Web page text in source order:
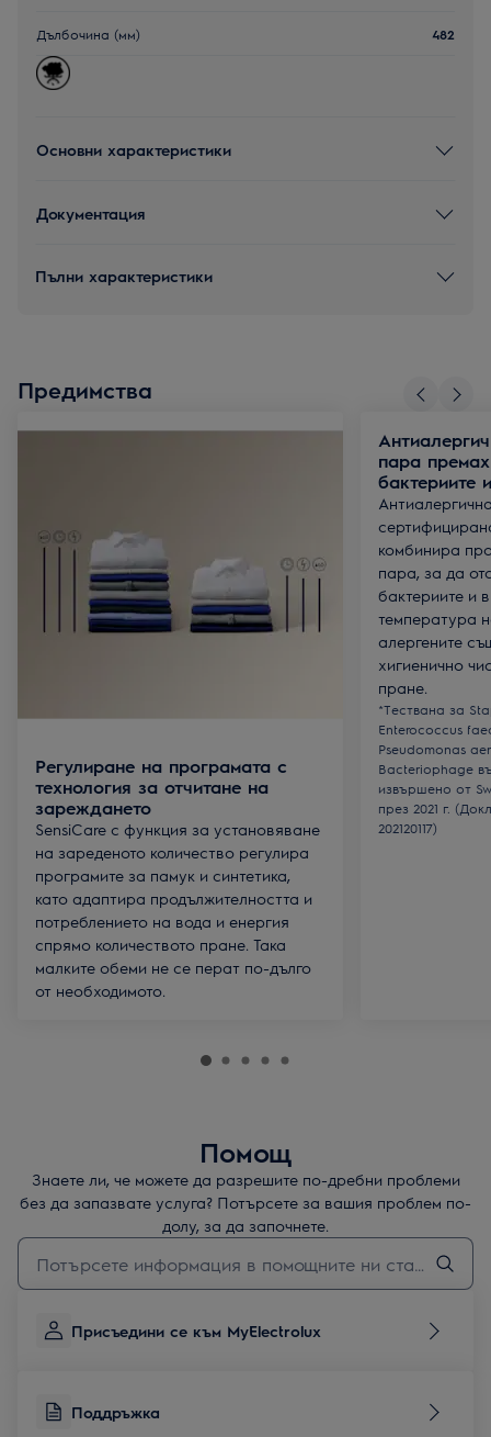
Дълбочина (мм) 482
Основни характеристики
Документация
Пълни характеристики
Предимства
Регулиране на програмата с
технология за отчитане на
зареждането
SensiCare с функция за установяване
на зареденото количество регулира
програмите за памук и синтетика,
като адаптира продължителността и
потреблението на вода и енергия
спрямо количеството пране. Така
малките обеми не се перат по-дълго
от необходимото.
пара
бактериите
комбинира
пара, за да
бактериите и
температура
алергените
хигиенично
пране.
*Тествана за
Enterococcus
Pseudomonas
Bacteriophage
извършено от
през 2021 г.
202120117)
Помощ
Знаете ли, че можете да разрешите по-дребни проблеми
без да запазвате услуга? Потърсете за вашия проблем по-
долу, за да започнете.
Въведете текст за да потърсите статии за поддръжка
Присъедини се към MyElectrolux
Поддръжка